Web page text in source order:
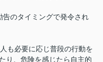
のタイミングで発令され
も必要に応じ普段の行動を
り、危険を感じたら自主的